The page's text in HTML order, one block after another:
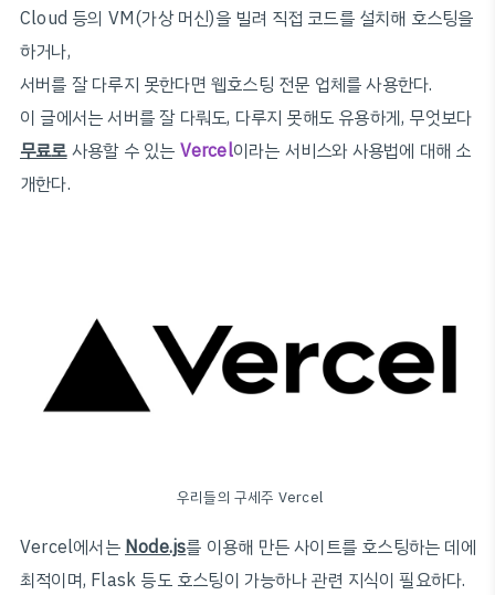
Cloud 등의 VM(가상 머신)을 빌려 직접 코드를 설치해 호스팅을
하거나,
서버를 잘 다루지 못한다면 웹호스팅 전문 업체를 사용한다.
이 글에서는 서버를 잘 다뤄도, 다루지 못해도 유용하게, 무엇보다
무료로사용할 수 있는 Vercel이라는 서비스와 사용법에 대해 소
개한다.
우리들의 구세주 Vercel
Vercel에서는Node.js를 이용해 만든 사이트를 호스팅하는 데에
최적이며, Flask 등도 호스팅이 가능하나 관련 지식이 필요하다.